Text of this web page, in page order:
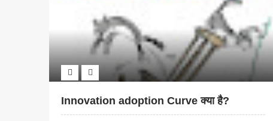
Innovation adoption Curve क्या है?